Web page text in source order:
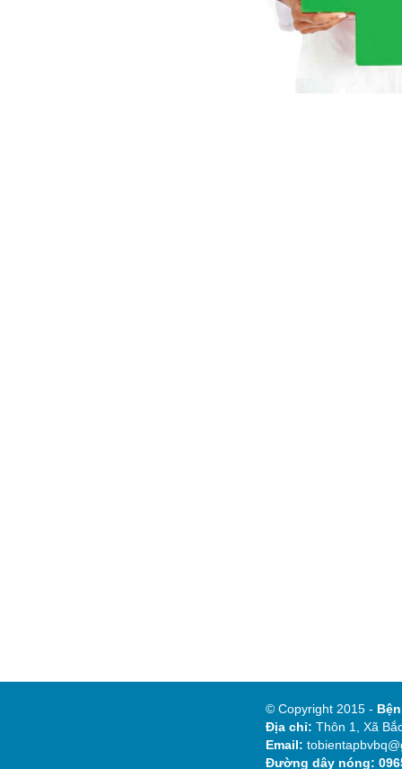
© Copyright 2015 -
Địa chỉ: Thôn 1, Xã
Email:
Đường dây nóng: